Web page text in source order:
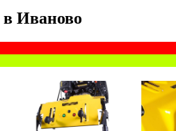
в Иваново